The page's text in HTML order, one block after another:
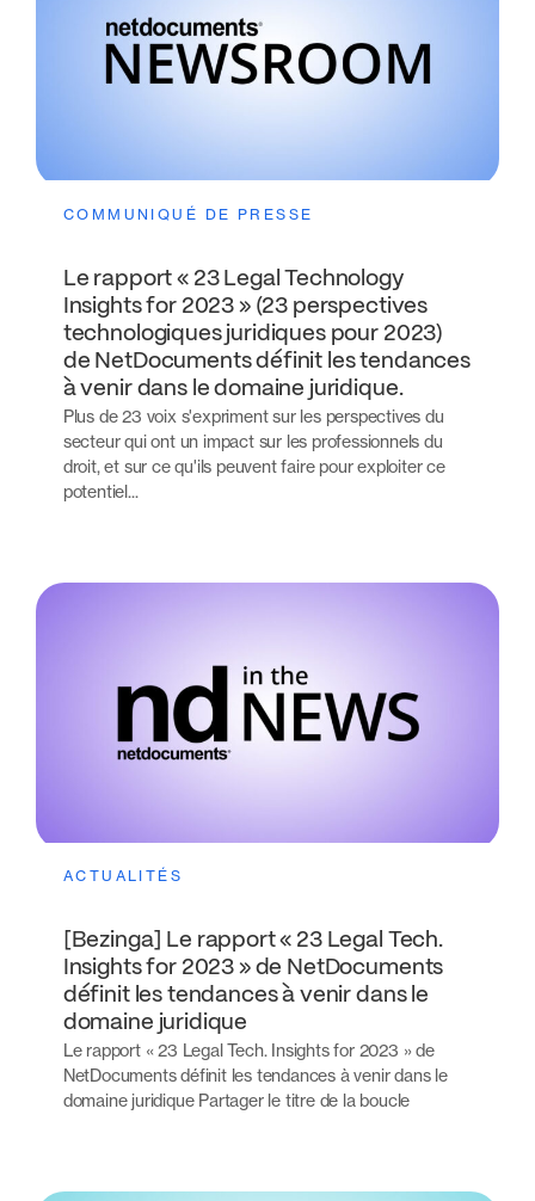
COMMUNIQUÉ DE PRESSE
Le rapport « 23 Legal Technology
Insights for 2023 » (23 perspectives
technologiques juridiques pour 2023)
de NetDocuments définit les tendances
à venir dans le domaine juridique.
Plus de 23 voix s'expriment sur les perspectives du
secteur qui ont un impact sur les professionnels du
droit, et sur ce qu'ils peuvent faire pour exploiter ce
potentiel...
ACTUALITÉS
[Bezinga] Le rapport « 23 Legal Tech.
Insights for 2023 » de NetDocuments
définit les tendances à venir dans le
domaine juridique
Le rapport « 23 Legal Tech. Insights for 2023 » de
NetDocuments définit les tendances à venir dans le
domaine juridique Partager le titre de la boucle